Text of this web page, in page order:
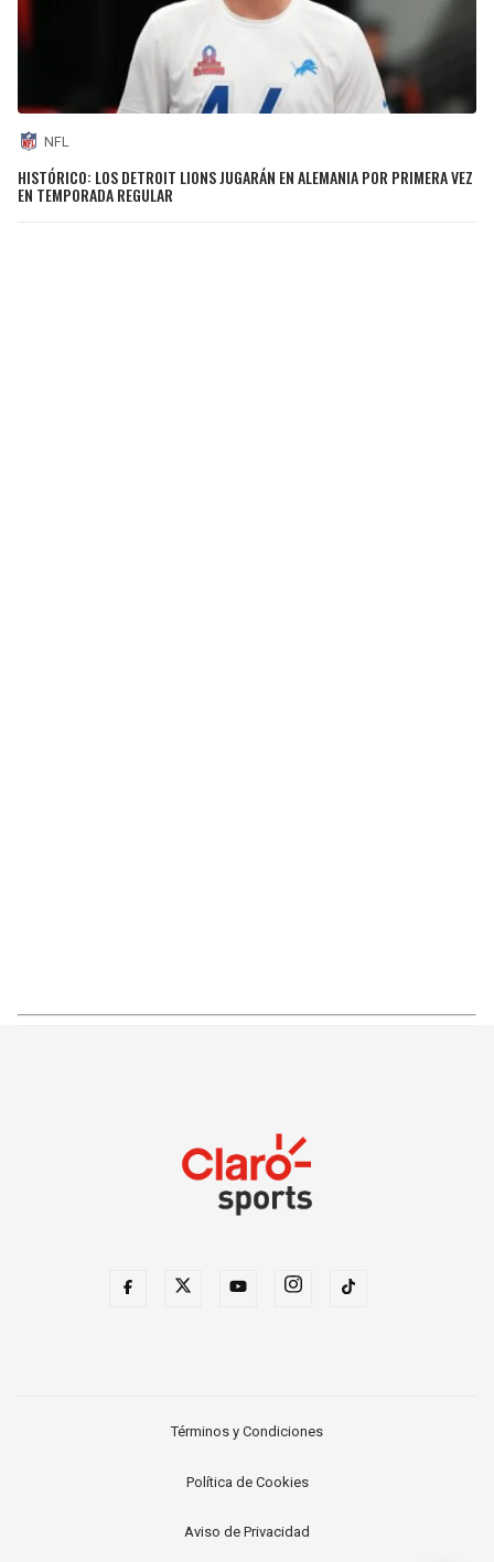
NFL
HISTÓRICO: LOS DETROIT LIONS JUGARÁN EN ALEMANIA POR PRIMERA VEZ
EN TEMPORADA REGULAR
Términos y Condiciones
Política de Cookies
Aviso de Privacidad